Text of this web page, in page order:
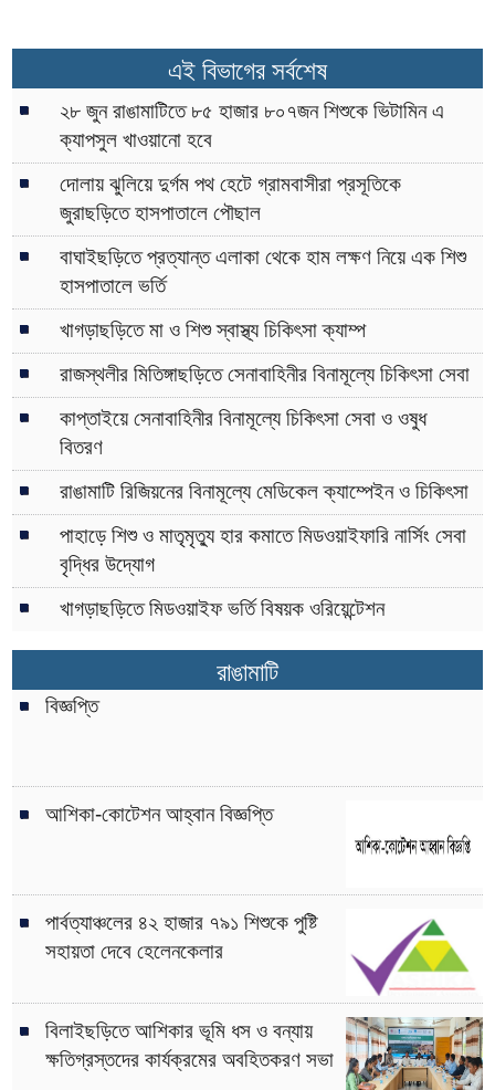
এই বিভাগের সর্বশেষ
২৮ জুন রাঙামাটিতে ৮৫ হাজার ৮০৭জন শিশুকে ভিটামিন এ
ক্যাপসুল খাওয়ানো হবে
দোলায় ঝুলিয়ে দুর্গম পথ হেটে গ্রামবাসীরা প্রসূতিকে
জুরাছড়িতে হাসপাতালে পৌছাল
বাঘাইছড়িতে প্রত্যান্ত এলাকা থেকে হাম লক্ষণ নিয়ে এক শিশু
হাসপাতালে ভর্তি
খাগড়াছড়িতে মা ও শিশু স্বাস্থ্য চিকিৎসা ক্যাম্প
রাজস্থলীর মিতিঙ্গাছড়িতে সেনাবাহিনীর বিনামূল্যে চিকিৎসা সেবা
কাপ্তাইয়ে সেনাবাহিনীর বিনামূল্যে চিকিৎসা সেবা ও ওষুধ
বিতরণ
রাঙামাটি রিজিয়নের বিনামূল্যে মেডিকেল ক্যাম্পেইন ও চিকিৎসা
পাহাড়ে শিশু ও মাতৃমৃত্যু হার কমাতে মিডওয়াইফারি নার্সিং সেবা
বৃদ্ধির উদ্যোগ
খাগড়াছড়িতে মিডওয়াইফ ভর্তি বিষয়ক ওরিয়েন্টেশন
রাঙামাটি
বিজ্ঞপ্তি
আশিকা-কোটেশন আহ্বান বিজ্ঞপ্তি
পার্বত্যাঞ্চলের ৪২ হাজার ৭৯১ শিশুকে পুষ্টি
সহায়তা দেবে হেলেনকেলার
বিলাইছড়িতে আশিকার ভূমি ধস ও বন্যায়
ক্ষতিগ্রস্তদের কার্যক্রমের অবহিতকরণ সভা